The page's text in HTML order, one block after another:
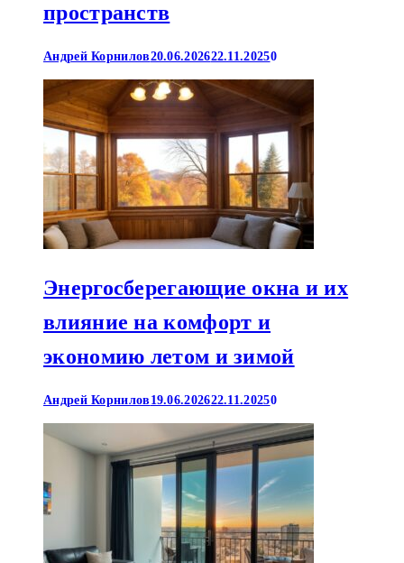
пространств
Андрей Корнилов20.06.202622.11.20250
Энергосберегающие окна и их
влияние на комфорт и
экономию летом и зимой
Андрей Корнилов 19.06.202622.11.20250